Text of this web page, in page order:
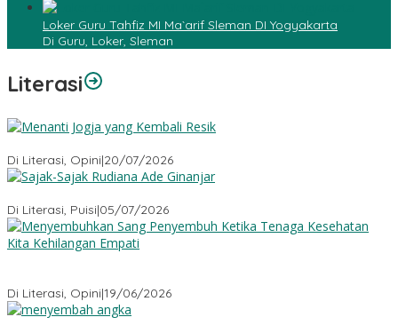
Loker Guru Tahfiz MI Ma`arif Sleman DI Yogyakarta
Di Guru, Loker, Sleman
Literasi
Di Literasi, Opini|20/07/2026
Di Literasi, Puisi|05/07/2026
Di Literasi, Opini|19/06/2026